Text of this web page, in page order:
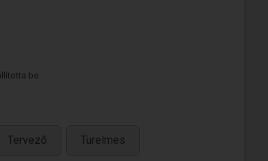
be.
Tervező Türelmes